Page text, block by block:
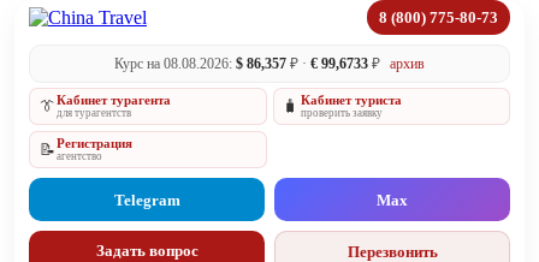
8 (800) 775-80-73
Курс на 08.08.2026: $ 86,357 ₽ · € 99,6733 ₽ архив
👔Кабинет турагента
для турагентств 🧳 Кабинет туриста
проверить заявку
📝Регистрация
агентство
Telegram Max
Задать вопрос Перезвонить